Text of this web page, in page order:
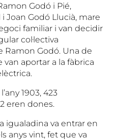
Godó i Pié,
Joan Godó Llucià, mare
familiar i van decidir
col·lectiva
Ramon Godó. Una de
aportar a la fàbrica
1903, 423
eren dones.
igualadina va entrar en
anys vint, fet que va